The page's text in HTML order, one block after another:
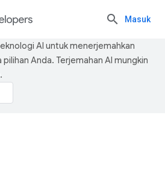
Masuk
AI untuk menerjemahkan
Anda. Terjemahan AI mungkin